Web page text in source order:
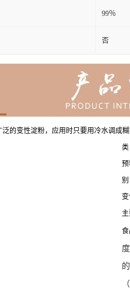
99％
否
的变性淀粉，应用时只要用冷水调成